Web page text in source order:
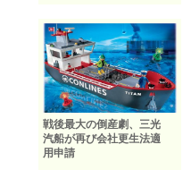
戦後最大の倒産劇、三光
汽船が再び会社更生法適
用申請